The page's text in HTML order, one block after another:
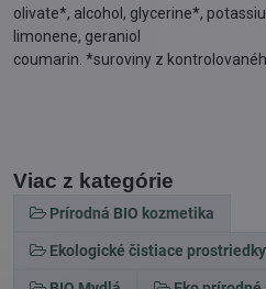
olivate*, alcohol, glycerine*,
limonene, geraniol
coumarin. *suroviny z
Viac z kategórie
Prírodná BIO kozmetika
Ekologické čistiace prostriedky